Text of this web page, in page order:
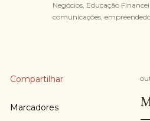
Negócios, Educação
comunicações,
Compartilhar
Marcadores